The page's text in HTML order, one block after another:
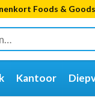
Foods &
Kantoor